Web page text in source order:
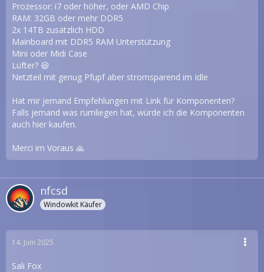
Prozessor: i7 oder höher, oder AMD Chip
RAM: 32GB oder mehr DDR5
2x 14TB zusätzlich HDD
Mainboard mit DDR5 RAM Unterstützung
Mini oder Midi Case
Lüfter? 😆
Netzteil mit genug Pfupf aber stromsparend im Idle
Hat mir jemand Empfehlungen mit Link für Komponenten?
Falls jemand was rumliegen hat, würde ich die Komponenten
auch hier kaufen.
Merci im Voraus 🙏
nfcsd
Windowkit Käufer
14. Juni 2025
Sali Fox